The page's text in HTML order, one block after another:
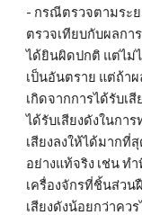
- กรณีตรวจตามระย
ตรวจเทียบกับผลกา
ได้ยินผิดปกติ แต่ไม่
เป็นอันตราย แต่ถ้า
เกิดจากการได้รับเ
ได้รับเสียงดังในกา
เสียงลงให้ได้มากที่
อย่างแท้จริง เช่น ท
เครื่องจักรที่ชิ้นส่วน
เสียงดังน้อยกว่าคว